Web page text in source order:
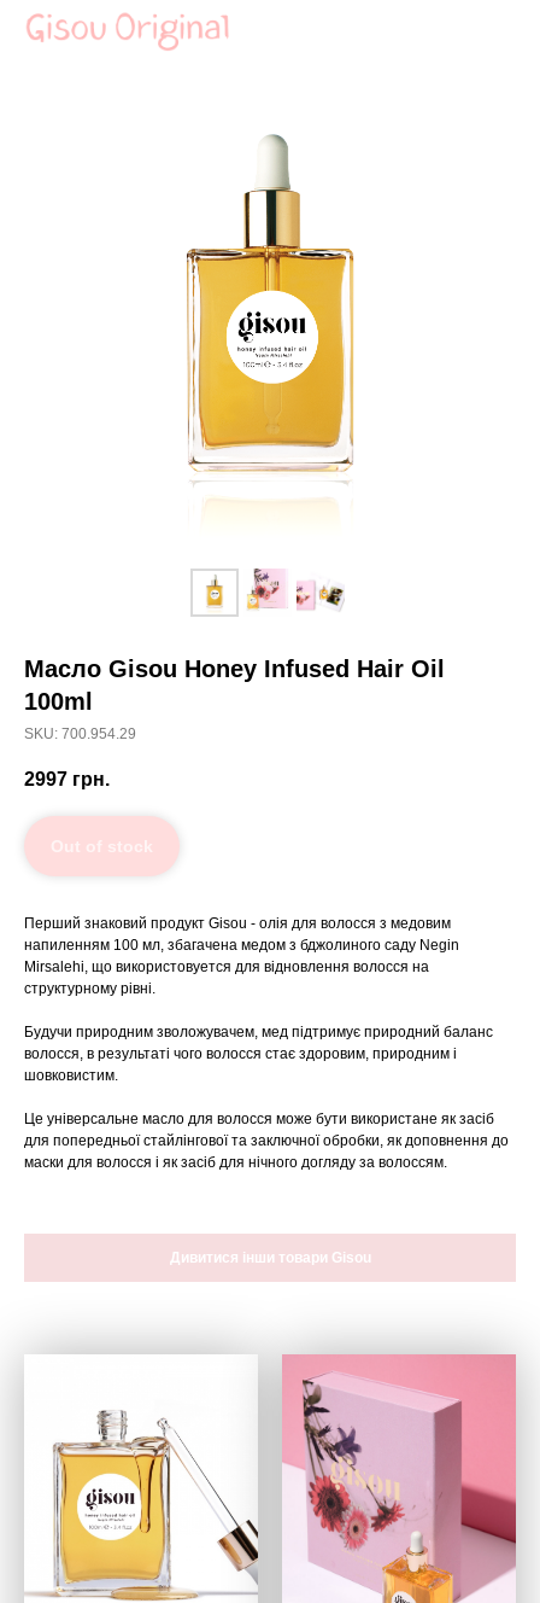
Масло Gisou Honey Infused Hair Oil
100ml
SKU: 700.954.29
2997 грн.
Out of stock
Перший знаковий продукт Gisou - олія для волосся з медовим
напиленням 100 мл, збагачена медом з бджолиного саду Negin
Mirsalehi, що використовуется для відновлення волосся на
структурному рівні.
Будучи природним зволожувачем, мед підтримує природний баланс
волосся, в результаті чого волосся стає здоровим, природним і
шовковистим.
Це універсальне масло для волосся може бути використане як засіб
для попередньої стайлінгової та заключної обробки, як доповнення до
маски для волосся і як засіб для нічного догляду за волоссям.
Дивитися інши товари Gisou